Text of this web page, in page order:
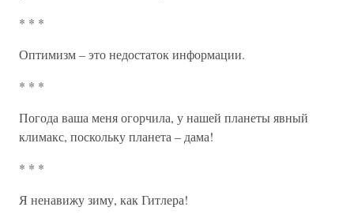
* * *
Оптимизм – это недостаток информации.
* * *
Погода ваша меня огорчила, у нашей планеты явный
климакс, поскольку планета – дама!
* * *
Я ненавижу зиму, как Гитлера!